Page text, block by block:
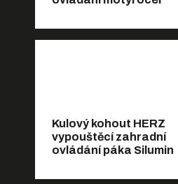
Kulový kohout HERZ
vypouštěcí zahradní
ovládání páka Silumin